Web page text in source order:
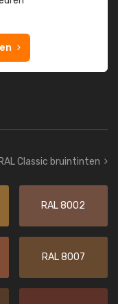
Classic bruintinten
RAL 8002
RAL 8007